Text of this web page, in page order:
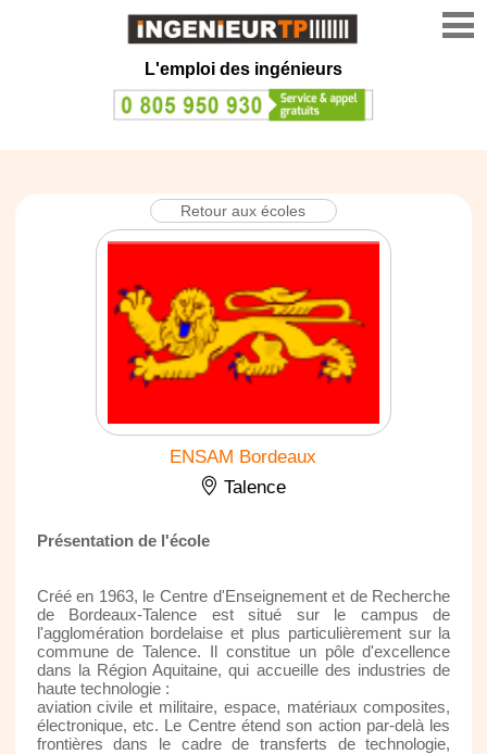
L'emploi des ingénieurs
Retour aux écoles
ENSAM Bordeaux
Talence
Présentation de l'école
Créé en 1963, le Centre d'Enseignement et de Recherche
de Bordeaux-Talence est situé sur le campus de
l'agglomération bordelaise et plus particulièrement sur la
commune de Talence. Il constitue un pôle d'excellence
dans la Région Aquitaine, qui accueille des industries de
haute technologie :
aviation civile et militaire, espace, matériaux composites,
électronique, etc. Le Centre étend son action par-delà les
frontières dans le cadre de transferts de technologie,